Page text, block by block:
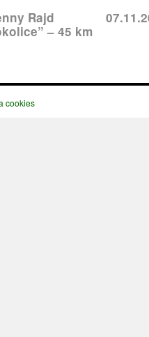
Rajd
– 45 km
cookies